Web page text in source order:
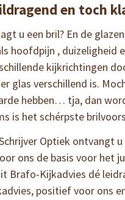
en toch
u een bril? En de
hoofdpijn , duizeligheid
kijkrichtingen
glas verschillend is.
hebben… tja, dan
is het schérpste
Optiek ontvangt
ons de basis voor het
Brafo-Kijkadvies dé
positief voor ons